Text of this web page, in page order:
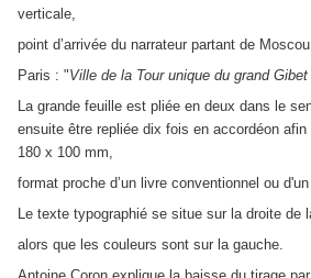
verticale,
point d’arrivée du narrateur partant de Moscou,
Paris : "Ville de la Tour unique du grand
La grande feuille est pliée en deux dans le
ensuite être repliée dix fois en accordéon afin
180 x 100 mm,
format proche d’un livre conventionnel ou d'un
Le texte typographié se situe sur la droite de
alors que les couleurs sont sur la gauche.